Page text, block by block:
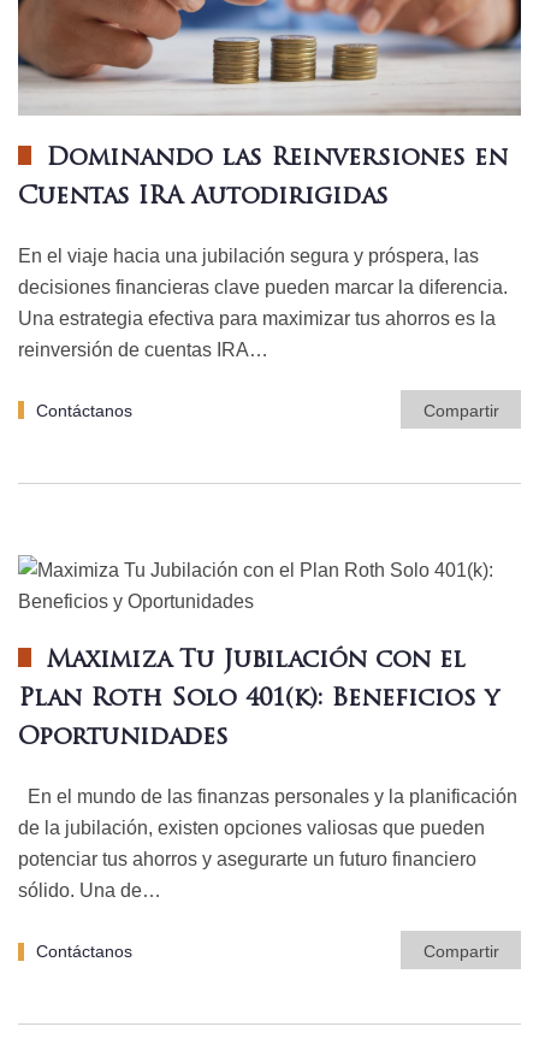
Dominando las Reinversiones en
Cuentas IRA Autodirigidas
En el viaje hacia una jubilación segura y próspera, las
decisiones financieras clave pueden marcar la diferencia.
Una estrategia efectiva para maximizar tus ahorros es la
reinversión de cuentas IRA…
Contáctanos Compartir
Maximiza Tu Jubilación con el
Plan Roth Solo 401(k): Beneficios y
Oportunidades
En el mundo de las finanzas personales y la planificación
de la jubilación, existen opciones valiosas que pueden
potenciar tus ahorros y asegurarte un futuro financiero
sólido. Una de…
Contáctanos Compartir